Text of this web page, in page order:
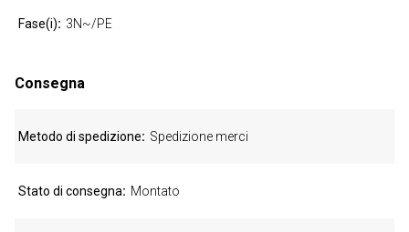
Fase(i) 3N~/PE
Consegna
Metodo di spedizione Spedizione merci
Stato di consegna Montato